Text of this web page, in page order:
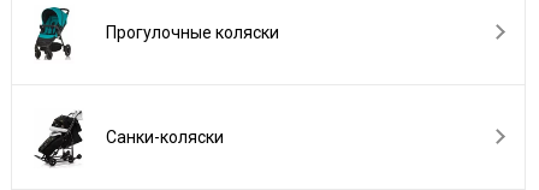
Прогулочные коляски
Санки-коляски